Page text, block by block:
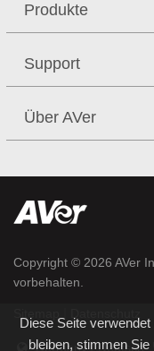
Produkte
Support
Über AVer
Copyright © 2026 AVer
vorbehalten.
Germany / Deutsch
Diese Seite
bleiben, stimmen